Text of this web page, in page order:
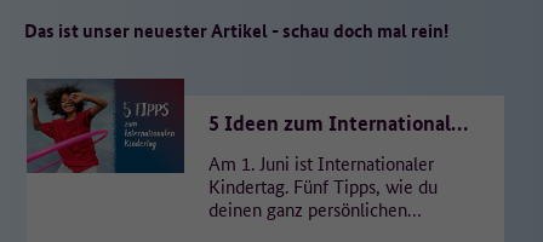
Das ist unser neuester Artikel - schau doch mal rein!
5 Ideen zum Internationalen
Am 1. Juni ist Internationaler
Kindertag. Fünf Tipps, wie du
deinen ganz persönlichen